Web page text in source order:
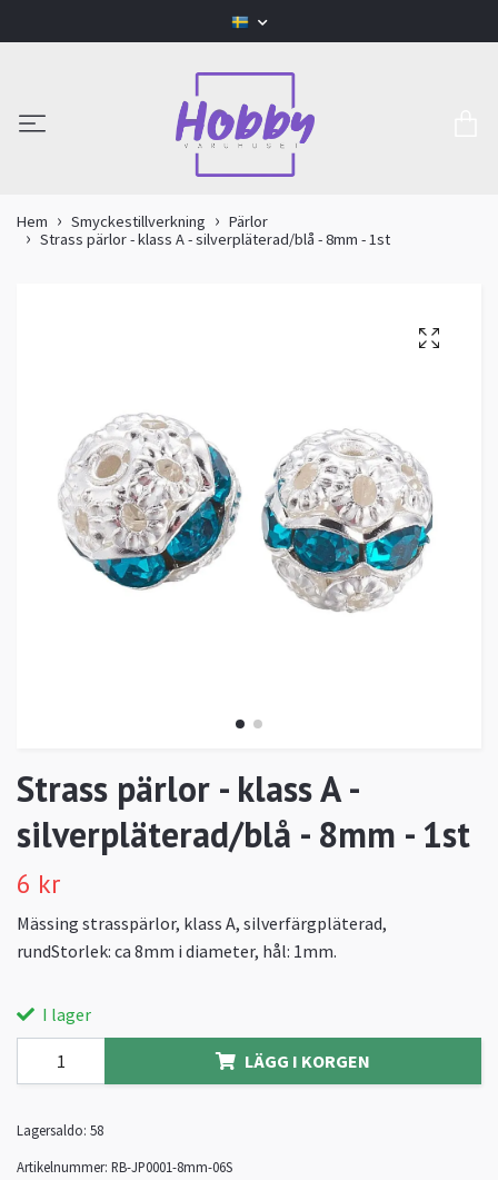
Hem Smyckestillverkning
Pärlor
Strass pärlor - klass A - silverpläterad/blå - 8mm - 1st
Strass pärlor - klass A -
silverpläterad/blå - 8mm - 1st
6 kr
Mässing strasspärlor, klass A, silverfärgpläterad,
rundStorlek: ca 8mm i diameter, hål: 1mm.
I lager
LÄGG I KORGEN
Lagersaldo: 58
Artikelnummer: RB-JP0001-8mm-06S